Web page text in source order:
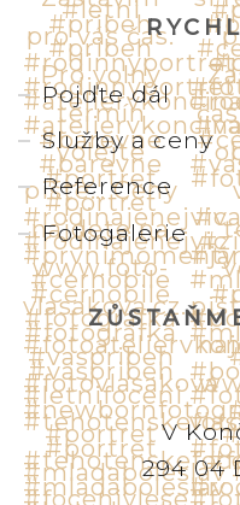
Pojďte dál
Služby a ceny
Reference
Fotogalerie
V
294 04